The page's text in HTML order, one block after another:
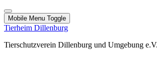
Mobile Menu Toggle
Tierheim Dillenburg
Tierschutzverein Dillenburg und Umgebung e.V.